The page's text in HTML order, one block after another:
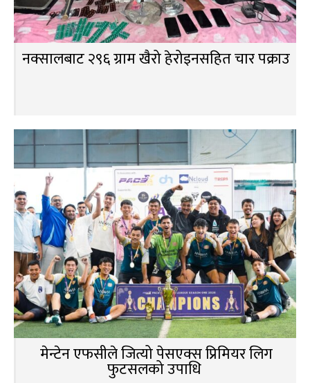
नक्सालबाट २९६ ग्राम खैरो हेरोइनसहित चार पक्राउ
मेन्टेन एफसीले जित्यो पेसएक्स प्रिमियर लिग
फुटसलको उपाधि